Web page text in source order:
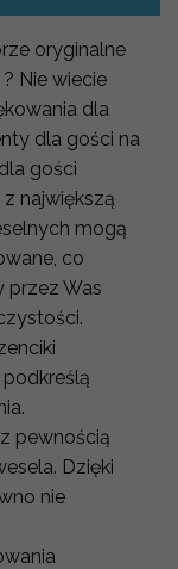
oryginalne
Nie wiecie
dla
dla gości na
gości
największą
mogą
co
przez Was
pewnością
Dzięki
nie